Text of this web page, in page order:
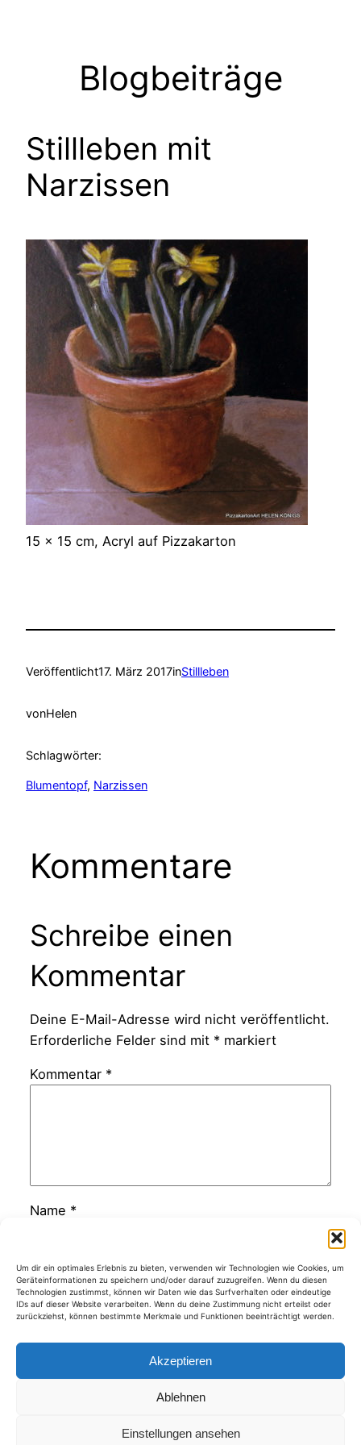
Um dir ein optimales Erlebnis zu bieten, verwenden wir Technologien wie Cookies, um
Geräteinformationen zu speichern und/oder darauf zuzugreifen. Wenn du diesen
Technologien zustimmst, können wir Daten wie das Surfverhalten oder eindeutige
IDs auf dieser Website verarbeiten. Wenn du deine Zustimmung nicht erteilst oder
zurückziehst, können bestimmte Merkmale und Funktionen beeinträchtigt werden.
Akzeptieren
Ablehnen
Einstellungen ansehen
Blogbeiträge
Stillleben mit
Narzissen
15 x 15 cm, Acryl auf Pizzakarton
Veröffentlicht17. März 2017inStillleben
vonHelen
Schlagwörter:
Blumentopf, Narzissen
Kommentare
Schreibe einen
Kommentar
Deine E-Mail-Adresse wird nicht veröffentlicht.
Erforderliche Felder sind mit *markiert
Kommentar *
Name *
E-Mail-Adresse*
Website